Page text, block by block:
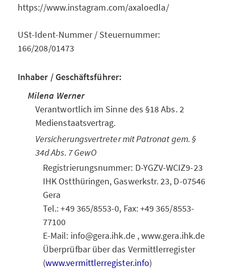
https://www.instagram.com/axaloedla/
USt-Ident-Nummer / Steuernummer:
166/208/01473
Inhaber / Geschäftsführer:
Milena Werner
Verantwortlich im Sinne des §18 Abs. 2
Medienstaatsvertrag.
Versicherungsvertreter mit Patronat gem. §
34d Abs. 7 GewO
Registrierungsnummer: D-YGZV-WCIZ9-23
IHK Ostthüringen, Gaswerkstr. 23, D-07546
Gera
Tel.: +49 365/8553-0, Fax: +49 365/8553-
77100
E-Mail: info@gera.ihk.de , www.gera.ihk.de
Überprüfbar über das Vermittlerregister
(www.vermittlerregister.info)